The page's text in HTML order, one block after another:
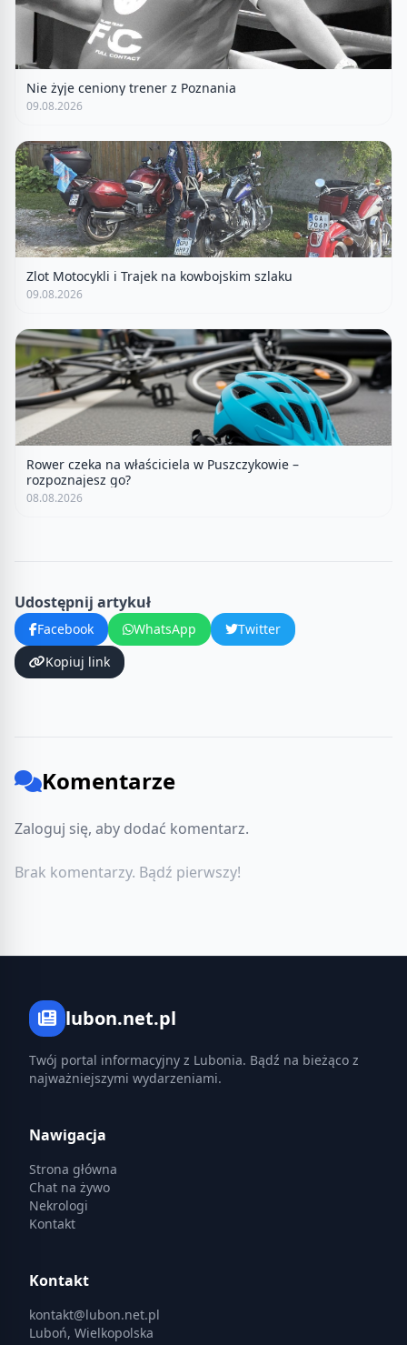
Nie żyje ceniony trener z Poznania
09.08.2026
Zlot Motocykli i Trajek na kowbojskim szlaku
09.08.2026
Rower czeka na właściciela w Puszczykowie –
rozpoznajesz go?
08.08.2026
Udostępnij artykuł
Facebook WhatsApp
Twitter
Kopiuj link
Komentarze
Zaloguj się, aby dodać komentarz.
Brak komentarzy. Bądź pierwszy!
lubon.net.pl
Twój portal informacyjny z Lubonia. Bądź na bieżąco z
najważniejszymi wydarzeniami.
Nawigacja
Strona główna
Chat na żywo
Nekrologi
Kontakt
Kontakt
kontakt@lubon.net.pl
Luboń, Wielkopolska